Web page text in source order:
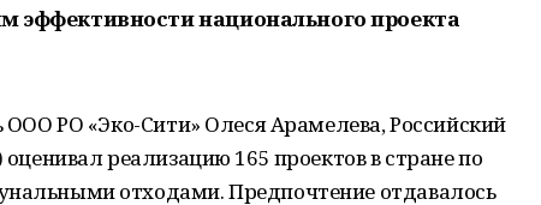
эффективности национального проекта
ООО РО «Эко-Сити» Олеся Арамелева, Российский
реализацию 165 проектов в стране по
отходами. Предпочтение отдавалось